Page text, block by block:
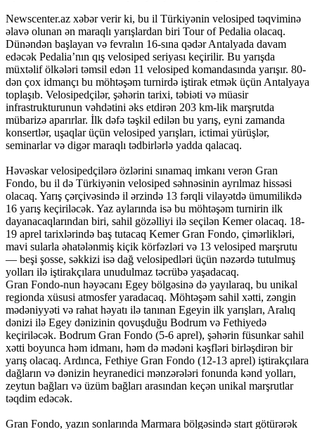
Newscenter.az xəbər verir ki, bu il Türkiyənin velosiped təqviminə
əlavə olunan ən maraqlı yarışlardan biri Tour of Pedalia olacaq.
Dünəndən başlayan və fevralın 16-sına qədər Antalyada davam
edəcək Pedalia’nın qış velosiped seriyası keçirilir. Bu yarışda
müxtəlif ölkələri təmsil edən 11 velosiped komandasında yarışır. 80-
dən çox idmançı bu möhtəşəm turnirdə iştirak etmək üçün Antalyaya
toplaşıb. Velosipedçilər, şəhərin tarixi, təbiəti və müasir
infrastrukturunun vəhdətini əks etdirən 203 km-lik marşrutda
mübarizə aparırlar. İlk dəfə təşkil edilən bu yarış, eyni zamanda
konsertlər, uşaqlar üçün velosiped yarışları, ictimai yürüşlər,
seminarlar və digər maraqlı tədbirlərlə yadda qalacaq.
Həvəskar velosipedçilərə özlərini sınamaq imkanı verən Gran
Fondo, bu il də Türkiyənin velosiped səhnəsinin ayrılmaz hissəsi
olacaq. Yarış çərçivəsində il ərzində 13 fərqli vilayətdə ümumilikdə
16 yarış keçiriləcək. Yaz aylarında isə bu möhtəşəm turnirin ilk
dayanacaqlarından biri, sahil gözəlliyi ilə seçilən Kemer olacaq. 18-
19 aprel tarixlərində baş tutacaq Kemer Gran Fondo, çimərlikləri,
mavi sularla əhatələnmiş kiçik körfəzləri və 13 velosiped marşrutu
— beşi şosse, səkkizi isə dağ velosipedləri üçün nəzərdə tutulmuş
yolları ilə iştirakçılara unudulmaz təcrübə yaşadacaq.
Gran Fondo-nun həyəcanı Egey bölgəsinə də yayılaraq, bu unikal
regionda xüsusi atmosfer yaradacaq. Möhtəşəm sahil xətti, zəngin
mədəniyyəti və rahat həyatı ilə tanınan Egeyin ilk yarışları, Aralıq
dənizi ilə Egey dənizinin qovuşduğu Bodrum və Fethiyedə
keçiriləcək. Bodrum Gran Fondo (5-6 aprel), şəhərin füsunkar sahil
xətti boyunca həm idmanı, həm də mədəni kəşfləri birləşdirən bir
yarış olacaq. Ardınca, Fethiye Gran Fondo (12-13 aprel) iştirakçılara
dağların və dənizin heyranedici mənzərələri fonunda kənd yolları,
zeytun bağları və üzüm bağları arasından keçən unikal marşrutlar
təqdim edəcək.
Gran Fondo, yazın sonlarında Marmara bölgəsində start götürərək